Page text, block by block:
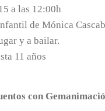
a las 12:00h
de Mónica
y a bailar.
11 años
con